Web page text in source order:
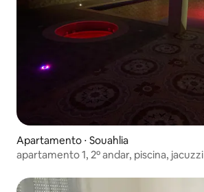
Apartamento ⋅ Souahlia
apartamento 1, 2º andar, piscina, jacuzzi